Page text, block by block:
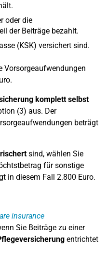
oder die
der Beiträge bezahlt.
(KSK) versichert sind.
Vorsorgeaufwendungen
komplett selbst
(3) aus. Der
beträgt
sind, wählen Sie
für sonstige
in diesem Fall 2.800 Euro.
insurance
Sie Beiträge zu einer
entrichtet